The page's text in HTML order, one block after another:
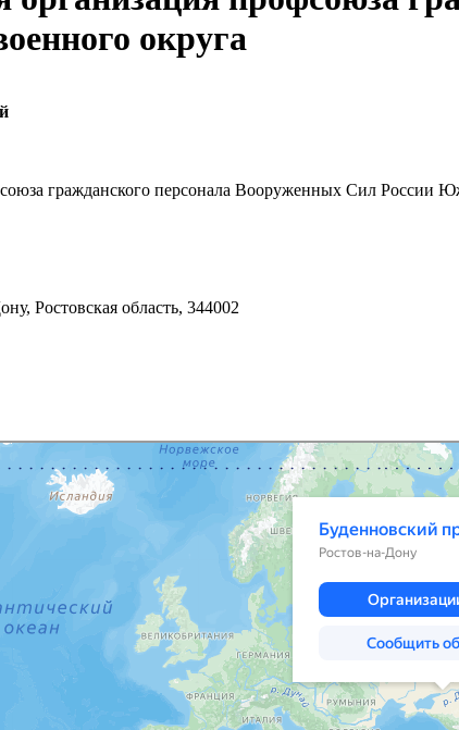
округа
гражданского персонала Вооруженных Сил России
Ростовская область, 344002